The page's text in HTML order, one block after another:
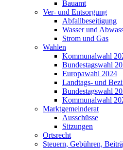
Bauamt
Ver- und Entsorgung
Abfallbeseitigung
Wasser und
Strom und Gas
Wahlen
Kommunalwahl
Bundestagswahl
Europawahl 2024
Landtags- und
Bundestagswahl
Kommunalwahl
Marktgemeinderat
Ausschüsse
Sitzungen
Ortsrecht
Steuern, Gebühren,